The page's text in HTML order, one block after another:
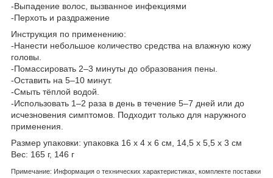
-Выпадение волос, вызванное инфекциями
-Перхоть и раздражение
Инструкция по применению:
-Нанести небольшое количество средства на влажную кожу
головы.
-Помассировать 2–3 минуты до образования пены.
-Оставить на 5–10 минут.
-Смыть тёплой водой.
-Использовать 1–2 раза в день в течение 5–7 дней или до
исчезновения симптомов. Подходит только для наружного
применения.
Размер упаковки: упаковка 16 х 4 х 6 см, 14,5 х 5,5 х 3 см
Вес: 165 г, 146 г
Примечание: Информация о технических характеристиках, комплекте поставки